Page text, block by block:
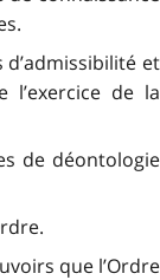
et
l’exercice de la
de déontologie
que l’Ordre